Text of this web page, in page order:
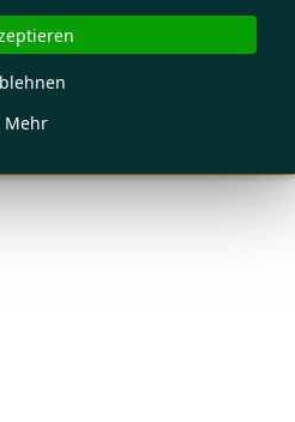
Mehr